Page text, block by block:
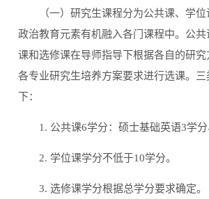
（一）研究生课程分为公共课、学
政治教育元素有机融入各门课程中。公
课和选修课在导师指导下根据各自的研究
各专业研究生培养方案要求进行选课。三
下：
1. 公共课6学分：硕士基础英语3学分
2. 学位课学分不低于10学分。
3. 选修课学分根据总学分要求确定。